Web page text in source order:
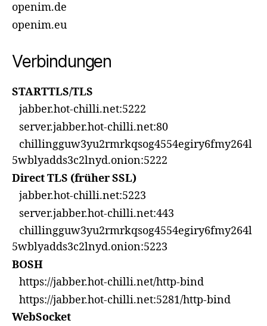
openim.de
openim.eu
Verbindungen
STARTTLS/TLS
jabber.hot-chilli.net:5222
server.jabber.hot-chilli.net:80
chillingguw3yu2rmrkqsog4554egiry6fmy264l
5wblyadds3c2lnyd.onion:5222
Direct TLS (früher SSL)
jabber.hot-chilli.net:5223
server.jabber.hot-chilli.net:443
chillingguw3yu2rmrkqsog4554egiry6fmy264l
5wblyadds3c2lnyd.onion:5223
BOSH
https://jabber.hot-chilli.net/http-bind
https://jabber.hot-chilli.net:5281/http-bind
WebSocket